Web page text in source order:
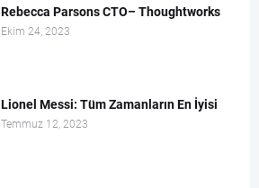
Rebecca Parsons CTO– Thoughtworks
Ekim 24, 2023
Lionel Messi: Tüm Zamanların En İyisi
Temmuz 12, 2023